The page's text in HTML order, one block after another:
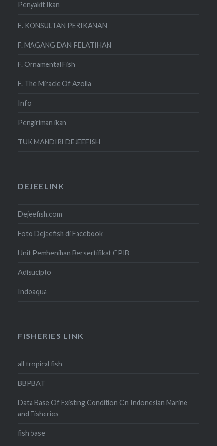
Penyakit Ikan
E. KONSULTAN PERIKANAN
F. MAGANG DAN PELATIHAN
F. Ornamental Fish
F. The Miracle Of Azolla
Info
Pengiriman ikan
TUK MANDIRI DEJEEFISH
DEJEELINK
Dejeefish.com
Foto Dejeefish di Facebook
Unit Pembenihan Bersertifikat CPIB
Adisucipto
Indoaqua
FISHERIES LINK
all tropical fish
BBPBAT
Data Base Of Existing Condition On Indonesian Marine
and Fisheries
fish base